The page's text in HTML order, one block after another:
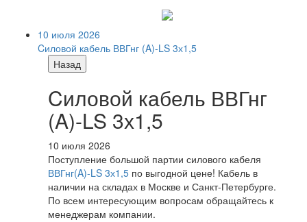
10 июля 2026
Cиловой кабель ВВГнг (A)-LS 3х1,5
Назад
Cиловой кабель ВВГнг
(A)-LS 3х1,5
10 июля 2026
Поступление большой партии силового кабеля
ВВГнг(A)-LS 3х1,5 по выгодной цене! Кабель в
наличии на складах в Москве и Санкт-Петербурге.
По всем интересующим вопросам обращайтесь к
менеджерам компании.